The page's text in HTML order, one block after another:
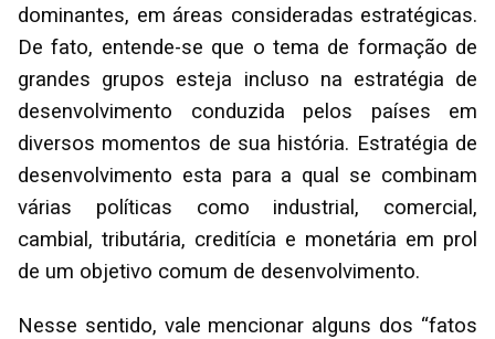
dominantes, em áreas consideradas estratégicas.
De fato, entende-se que o tema de formação de
grandes grupos esteja incluso na estratégia de
desenvolvimento conduzida pelos países em
diversos momentos de sua história. Estratégia de
desenvolvimento esta para a qual se combinam
várias políticas como industrial, comercial,
cambial, tributária, creditícia e monetária em prol
de um objetivo comum de desenvolvimento.
Nesse sentido, vale mencionar alguns dos “fatos